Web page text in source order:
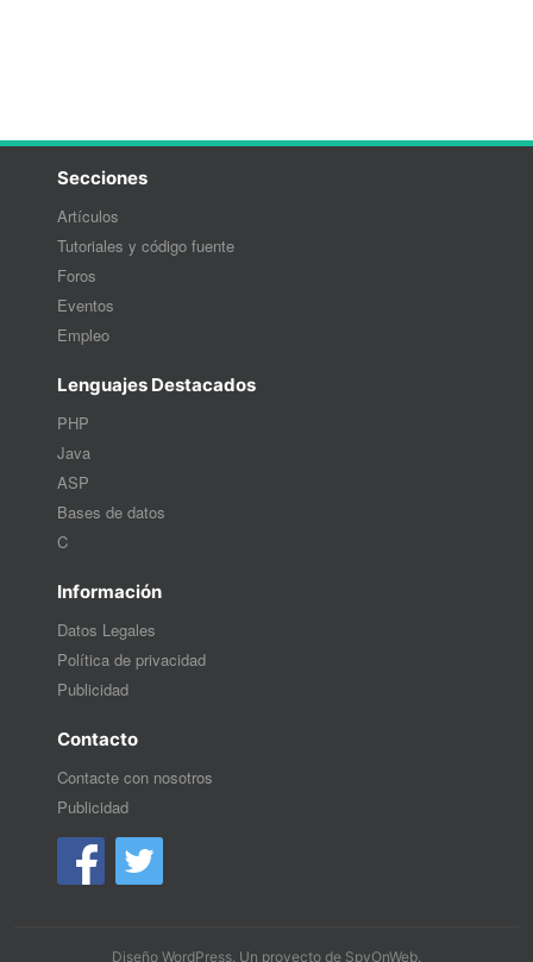
Secciones
Artículos
Tutoriales y código fuente
Foros
Eventos
Empleo
Lenguajes Destacados
PHP
Java
ASP
Bases de datos
C
Información
Datos Legales
Política de privacidad
Publicidad
Contacto
Contacte con nosotros
Publicidad
Diseño WordPress. Un proyecto de SpyOnWeb.